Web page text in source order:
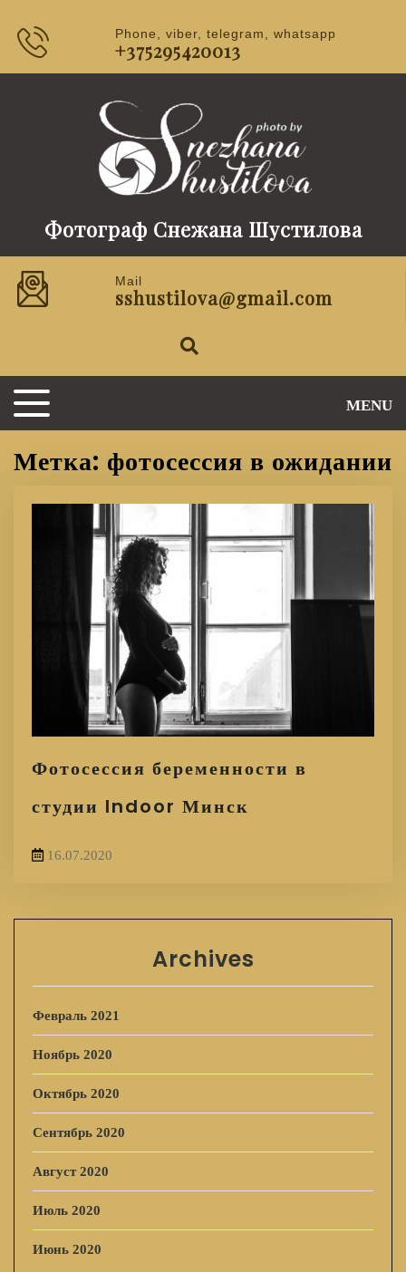
Phone, viber, telegram, whatsapp
+375295420013
Фотограф Снежана Шустилова
Mail
sshustilova@gmail.com
MENU
Метка: фотосессия в ожидании
Фотосессия беременности в
студии Indoor Минск
16.07.2020
Archives
Февраль 2021
Ноябрь 2020
Октябрь 2020
Сентябрь 2020
Август 2020
Июль 2020
Июнь 2020